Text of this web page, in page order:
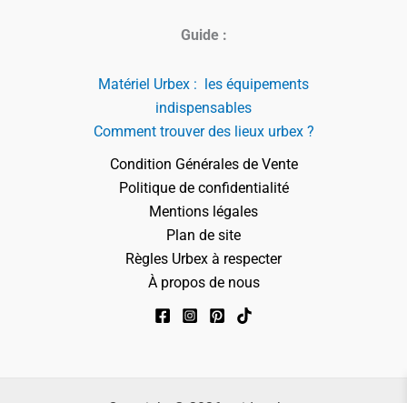
Guide :
Matériel Urbex : les équipements
indispensables
Comment trouver des lieux urbex ?
Condition Générales de Vente
Politique de confidentialité
Mentions légales
Plan de site
Règles Urbex à respecter
À propos de nous